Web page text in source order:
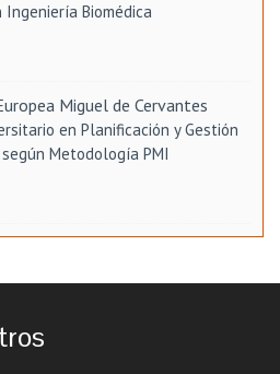
Ingeniería Biomédica
Miguel de Cervantes
en Planificación y Gestión
Metodología PMI